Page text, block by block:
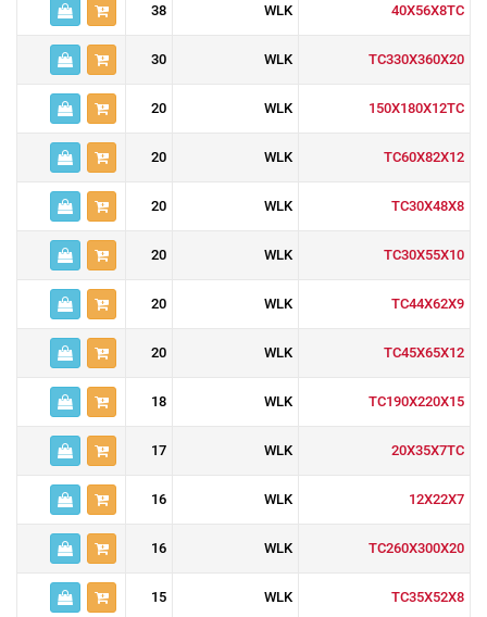
40X56X8TC
WLK
38
TC330X360X20
WLK
30
150X180X12TC
WLK
20
TC60X82X12
WLK
20
TC30X48X8
WLK
20
TC30X55X10
WLK
20
TC44X62X9
WLK
20
TC45X65X12
WLK
20
TC190X220X15
WLK
18
20X35X7TC
WLK
17
12X22X7
WLK
16
TC260X300X20
WLK
16
TC35X52X8
WLK
15